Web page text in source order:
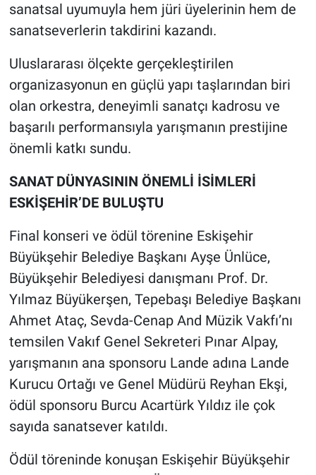
sanatsal uyumuyla hem jüri üyelerinin hem de
sanatseverlerin takdirini kazandı.
Uluslararası ölçekte gerçekleştirilen
organizasyonun en güçlü yapı taşlarından biri
olan orkestra, deneyimli sanatçı kadrosu ve
başarılı performansıyla yarışmanın prestijine
önemli katkı sundu.
SANAT DÜNYASININ ÖNEMLİ İSİMLERİ
ESKİŞEHİR’DE BULUŞTU
Final konseri ve ödül törenine Eskişehir
Büyükşehir Belediye Başkanı Ayşe Ünlüce,
Büyükşehir Belediyesi danışmanı Prof. Dr.
Yılmaz Büyükerşen, Tepebaşı Belediye Başkanı
Ahmet Ataç, Sevda-Cenap And Müzik Vakfı’nı
temsilen Vakıf Genel Sekreteri Pınar Alpay,
yarışmanın ana sponsoru Lande adına Lande
Kurucu Ortağı ve Genel Müdürü Reyhan Ekşi,
ödül sponsoru Burcu Acartürk Yıldız ile çok
sayıda sanatsever katıldı.
Ödül töreninde konuşan Eskişehir Büyükşehir